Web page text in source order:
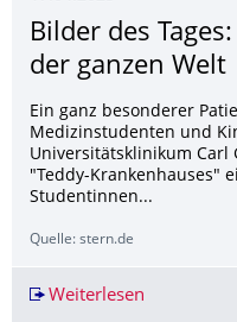
Bilder des
der ganzen Welt
Ein ganz besonderer
Medizinstudenten und
Universitätsklinikum Carl
"Teddy-Krankenhauses"
Studentinnen...
Quelle: stern.de
Weiterlesen